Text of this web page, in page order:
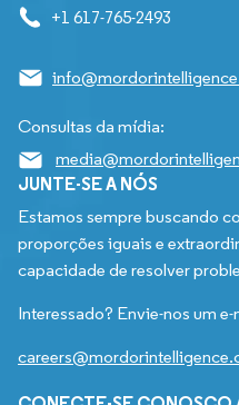
+1 617-765-2493
Consultas da mídia:
JUNTE-SE A NÓS
Estamos sempre buscando
proporções iguais e
capacidade de resolver
Interessado? Envie-nos um e-